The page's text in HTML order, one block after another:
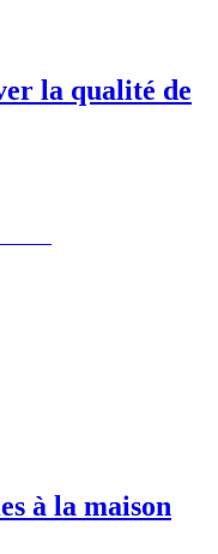
la qualité de
à la maison